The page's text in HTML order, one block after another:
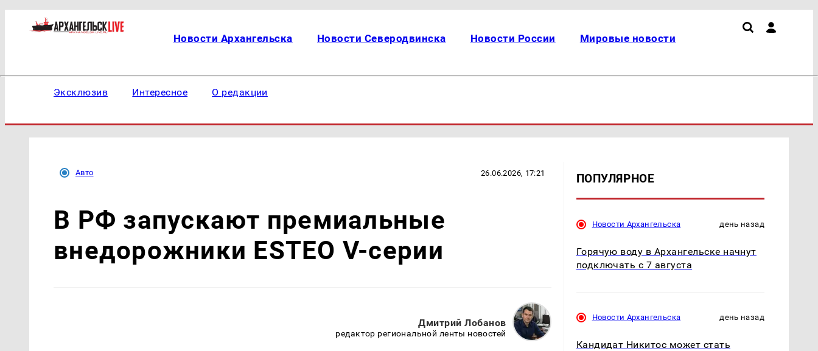
Новости Архангельска Новости Северодвинска Новости России Мировые новости
Эксклюзив Интересное О редакции
Авто 26.06.2026, 17:21
В РФ запускают премиальные
внедорожники ESTEO V-серии
Дмитрий Лобанов
редактор региональной ленты новостей
ПОПУЛЯРНОЕ
Новости Архангельска день назад
Горячую воду в Архангельске начнут
подключать с 7 августа
Новости Архангельска день назад
Кандидат Никитос может стать